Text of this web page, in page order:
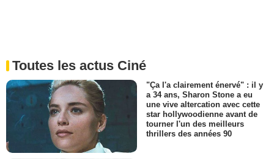
Toutes les actus Ciné
"Ça l'a clairement énervé" : il y
a 34 ans, Sharon Stone a eu
une vive altercation avec cette
star hollywoodienne avant de
tourner l'un des meilleurs
thrillers des années 90